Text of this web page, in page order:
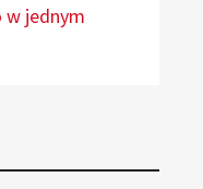
w jednym